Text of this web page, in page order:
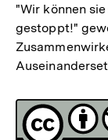
"Wir können
gestoppt!"
Lizenz